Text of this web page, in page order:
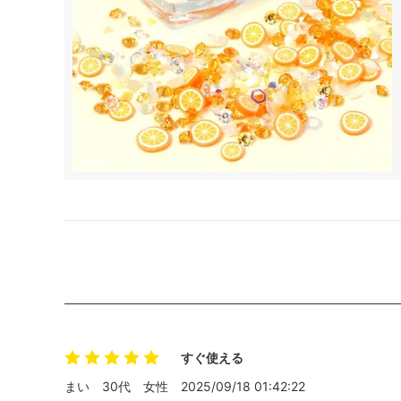
すぐ使える
まい
30代 女性 2025/09/18 01:42:22